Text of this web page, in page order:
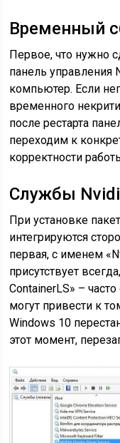
Временный
Первое, что нужно
панель управления
компьютер. Если
временного
после рестарта
переходим к
корректности
Службы
При установке
интегрируются
первая, с именем
присутствует
ContainerLS» –
могут привести к
Windows 10
этот момент,